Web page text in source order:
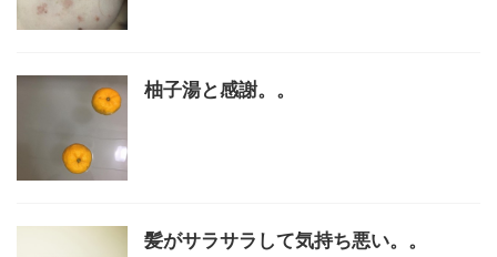
柚子湯と感謝。。
髪がサラサラして気持ち悪い。。